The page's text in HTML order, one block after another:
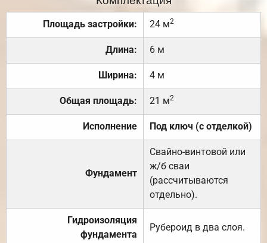
Площадь застройки: 24 м2
Длина: 6 м
Ширина: 4 м
Общая площадь: 21 м2
Исполнение Под ключ (с отделкой)
Фундамент
Свайно-винтовой или
ж/б сваи
(рассчитываются
отдельно).
Гидроизоляция
фундамента
Рубероид в два слоя.